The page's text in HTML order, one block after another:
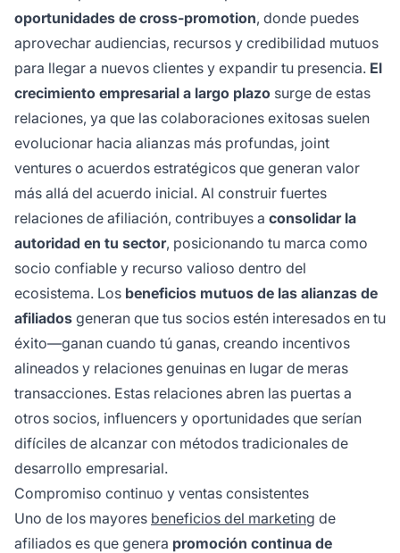
oportunidades de cross-promotion, donde puedes
aprovechar audiencias, recursos y credibilidad mutuos
para llegar a nuevos clientes y expandir tu presencia. El
crecimiento empresarial a largo plazo surge de estas
relaciones, ya que las colaboraciones exitosas suelen
evolucionar hacia alianzas más profundas, joint
ventures o acuerdos estratégicos que generan valor
más allá del acuerdo inicial. Al construir fuertes
relaciones de afiliación, contribuyes a consolidar la
autoridad en tu sector, posicionando tu marca como
socio confiable y recurso valioso dentro del
ecosistema. Los beneficios mutuos de las alianzas de
afiliados generan que tus socios estén interesados en tu
éxito—ganan cuando tú ganas, creando incentivos
alineados y relaciones genuinas en lugar de meras
transacciones. Estas relaciones abren las puertas a
otros socios, influencers y oportunidades que serían
difíciles de alcanzar con métodos tradicionales de
desarrollo empresarial.
Compromiso continuo y ventas consistentes
Uno de los mayores beneficios del marketing de
afiliados es que genera promoción continua de